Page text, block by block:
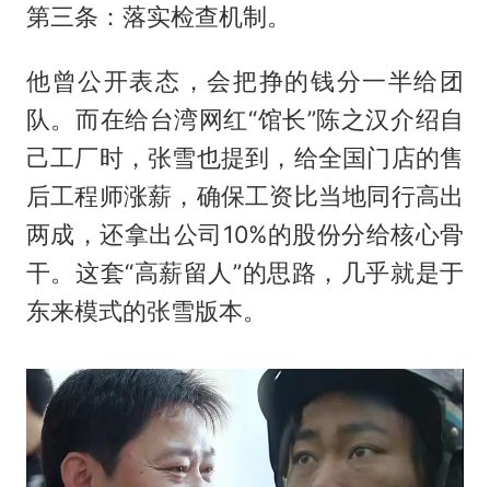
第三条：落实检查机制。
他曾公开表态，会把挣的钱分一半给团
队。而在给台湾网红“馆长”陈之汉介绍自
己工厂时，张雪也提到，给全国门店的售
后工程师涨薪，确保工资比当地同行高出
两成，还拿出公司10%的股份分给核心骨
干。这套“高薪留人”的思路，几乎就是于
东来模式的张雪版本。